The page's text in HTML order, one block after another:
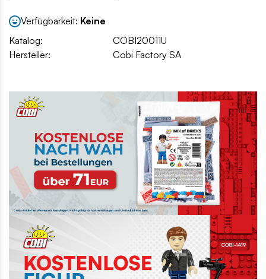
Verfügbarkeit: Keine
Katalog:
COBI20011U
Hersteller:
Cobi Factory SA